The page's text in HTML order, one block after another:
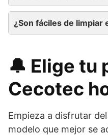
¿Son fáciles de limpiar
🔔 Elige tu
Cecotec
Empieza a disfrutar
modelo que mejor se